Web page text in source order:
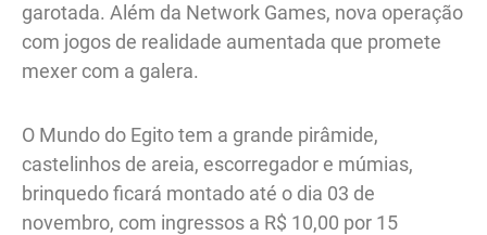
garotada. Além da Network Games, nova operação
com jogos de realidade aumentada que promete
mexer com a galera.
O Mundo do Egito tem a grande pirâmide,
castelinhos de areia, escorregador e múmias,
brinquedo ficará montado até o dia 03 de
novembro, com ingressos a R$ 10,00 por 15